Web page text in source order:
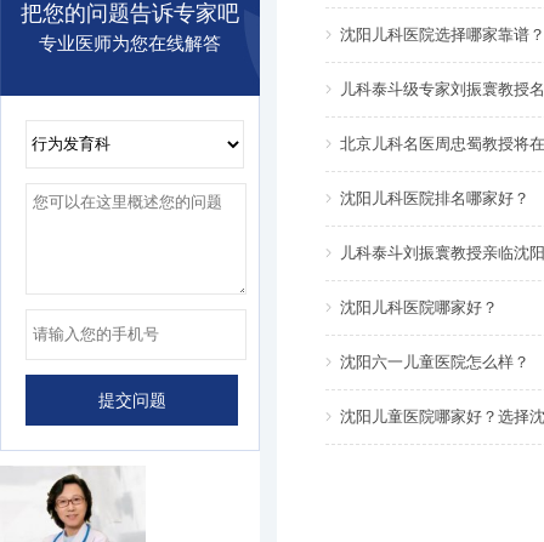
把您的问题告诉专家吧
专业医师为您在线解答 沈阳儿科医院选择哪家靠谱？
儿科泰斗级专家刘振寰教授
北京儿科名医周忠蜀教授将
沈阳儿科医院排名哪家好？
儿科泰斗刘振寰教授亲临沈
沈阳儿科医院哪家好？
沈阳六一儿童医院怎么样？
沈阳儿童医院哪家好？选择